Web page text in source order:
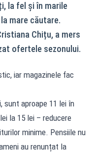
la fel și în marile
mare căutare.
Chițu, a mers
ofertele sezonului.
iar magazinele fac
sunt aproape 11 lei în
la 15 lei – reducere
minime. Pensiile nu
au renunțat la